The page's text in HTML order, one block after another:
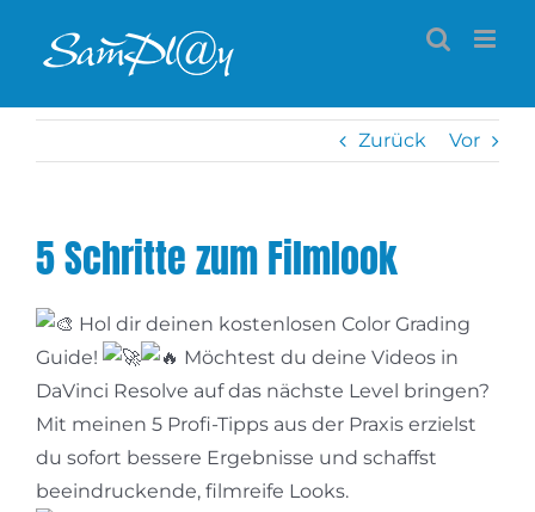
Inhalt
Zurück Vor
5 Schritte zum Filmlook
Hol dir deinen kostenlosen Color Grading
Guide!
Möchtest du deine Videos in
DaVinci Resolve auf das nächste Level bringen?
Mit meinen 5 Profi-Tipps aus der Praxis erzielst
du sofort bessere Ergebnisse und schaffst
beeindruckende, filmreife Looks.